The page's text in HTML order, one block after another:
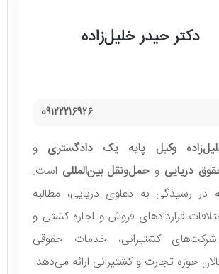
دکتر حیدر خلیل‌زاده
09122216926
وکیل پایه یک دادگستری و
دریایی و حمل‌ونقل بین‌المللی است.
در رسیدگی به دعاوی دریایی، مطالبه
قراردادهای فروش و اجاره کشتی و
کشتیرانی، خدمات حقوقی
حوزه تجارت و کشتیرانی ارائه می‌دهد.